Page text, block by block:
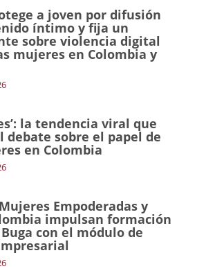
a joven por difusión
íntimo y fija un
sobre violencia digital
mujeres en Colombia y
la tendencia viral que
debate sobre el papel de
en Colombia
Empoderadas y
impulsan formación
con el módulo de